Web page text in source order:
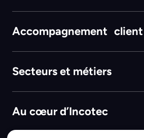
Accompagnement client
Secteurs et métiers
Au cœur d’Incotec